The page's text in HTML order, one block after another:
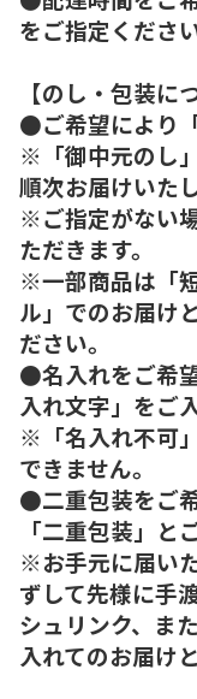
をご指定ください
【のし・包装に
●ご希望により
※「御中元のし
順次お届けいたし
※ご指定がない
ただきます。
※一部商品は「
ル」でのお届け
ださい。
●名入れをご希
入れ文字」をご
※「名入れ不可
できません。
●二重包装をご
「二重包装」と
※お手元に届い
ずして先様に手
シュリンク、ま
入れてのお届け